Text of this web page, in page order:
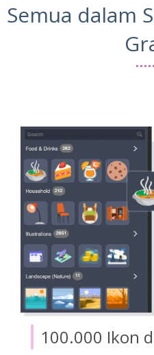
Semua dalam
100.000 Ikon